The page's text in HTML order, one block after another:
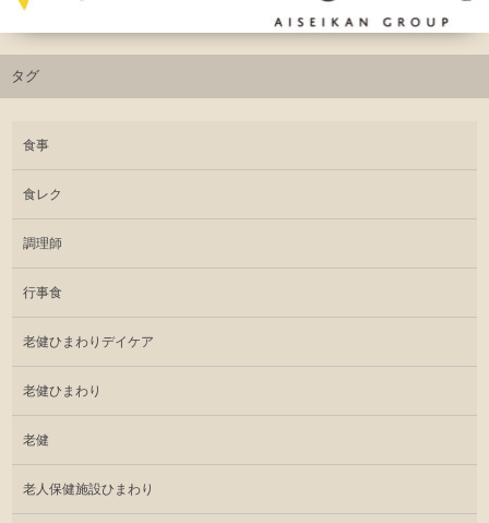
タグ
食事
食レク
調理師
行事食
老健ひまわりデイケア
老健ひまわり
老健
老人保健施設ひまわり